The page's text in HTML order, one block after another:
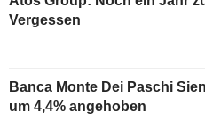
Vergessen
Banca Monte Dei Paschi
um 4,4% angehoben